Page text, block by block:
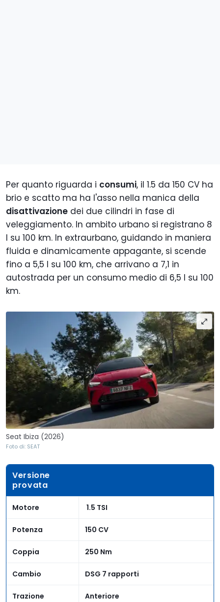
Per quanto riguarda i consumi, il 1.5 da 150 CV ha
brio e scatto ma ha l'asso nella manica della
disattivazione dei due cilindri in fase di
veleggiamento. In ambito urbano si registrano 8
l su 100 km. In extraurbano, guidando in maniera
fluida e dinamicamente appagante, si scende
fino a 5,5 l su 100 km, che arrivano a 7,1 in
autostrada per un consumo medio di 6,5 l su 100
km.
Seat Ibiza (2026)
Foto di: SEAT
Versione
provata
Motore 1.5 TSI
Potenza 150 CV
Coppia 250 Nm
Cambio DSG 7 rapporti
Trazione Anteriore